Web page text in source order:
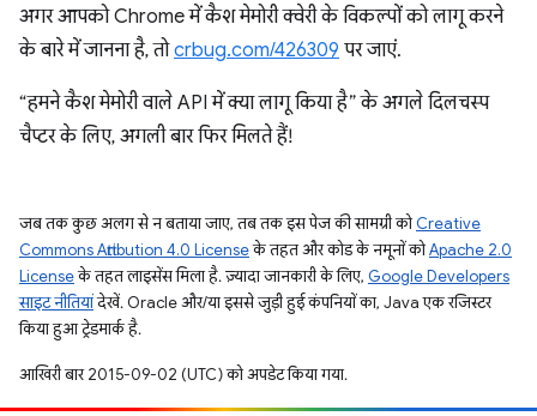
अगर आपको Chrome में कैश मेमोरी क्वेरी के विकल्पों को लागू करने
के बारे में जानना है, तोcrbug.com/426309 पर जाएं.
“हमने कैश मेमोरी वाले API में क्या लागू किया है” के अगले दिलचस्प
चैप्टर के लिए, अगली बार फिर मिलते हैं!
जब तक कुछ अलग से न बताया जाए, तब तक इस पेज की सामग्री कोCreative
Commons Attribution 4.0 Licenseके तहत और कोड के नमूनों कोApache 2.0
Licenseके तहत लाइसेंस मिला है. ज़्यादा जानकारी के लिए, Google Developers
साइट नीतियांदेखें. Oracle और/या इससे जुड़ी हुई कंपनियों का, Java एक रजिस्टर
किया हुआ ट्रेडमार्क है.
आखिरी बार 2015-09-02 (UTC) को अपडेट किया गया.